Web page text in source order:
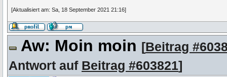
[Aktualisiert am: Sa, 18 September 2021 21:16]
Aw: Moin moin [Beitrag
Antwort auf Beitrag #603821]